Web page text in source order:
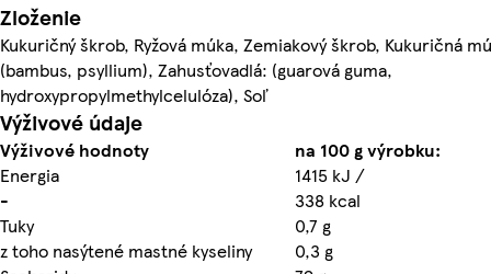
Zloženie
Kukuričný škrob, Ryžová múka, Zemiakový škrob, Kukuričná
(bambus, psyllium), Zahusťovadlá: (guarová guma,
hydroxypropylmethylcelulóza), Soľ
Výživové údaje
Výživové hodnoty
na 100 g výrobku:
Energia
1415 kJ /
-
338 kcal
Tuky
0,7 g
z toho nasýtené mastné kyseliny
0,3 g